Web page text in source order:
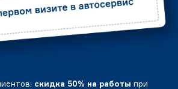
скидка 50% на работы при